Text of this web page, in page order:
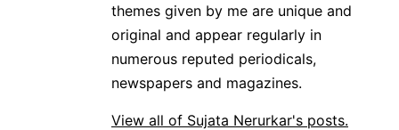
themes given by me are unique and
original and appear regularly in
numerous reputed periodicals,
newspapers and magazines.
View all of Sujata Nerurkar's posts.